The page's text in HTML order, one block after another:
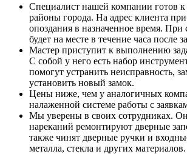
Специалист нашей компании готов к
районы города. На адрес клиента
опоздания в назначенное время. При
будет на месте в течение часа после
Мастер приступит к выполнению
С собой у него есть набор
помогут устранить неисправность,
установить новый замок.
Цены ниже, чем у аналогичных
налаженной системе работы с
Мы уверены в своих сотрудниках.
нареканий ремонтируют дверные
также чинят дверные ручки и
металла, стекла и других материалов.